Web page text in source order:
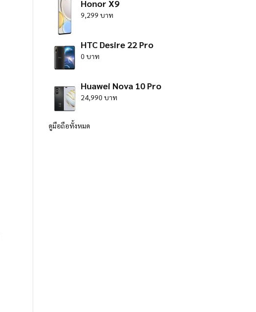
Honor X9
9,299 บาท
HTC Desire 22 Pro
0 บาท
Huawei Nova 10 Pro
24,990 บาท
ดูมือถือทั้งหมด